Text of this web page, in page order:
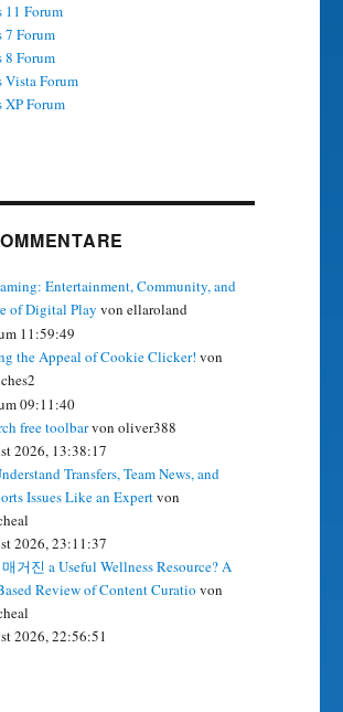
11 Forum
7 Forum
8 Forum
Vista Forum
XP Forum
Entertainment, Community, and
of Digital Play von ellaroland
11:59:49
the Appeal of Cookie Clicker! von
09:11:40
free toolbarvon oliver388
2026, 13:38:17
Transfers, Team News, and
Issues Like an Expertvon
2026, 23:11:37
거진 a Useful Wellness Resource? A
Review of Content Curatio von
2026, 22:56:51